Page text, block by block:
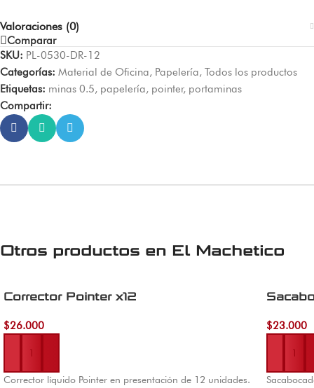
Valoraciones (0)
Comparar
SKU: PL-0530-DR-12
Categorías: Material de Oficina, Papelería, Todos los productos
Etiquetas: minas 0.5, papelería, pointer, portaminas
Compartir:
Otros productos en El Machetico
Corrector Pointer x12
$26.000
Añadir al carrito
Corrector líquido Pointer en presentación de 12 unidades.
$23.000
Añadir al